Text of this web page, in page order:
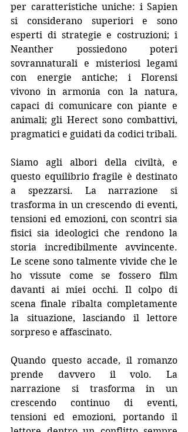
per caratteristiche uniche: i Sapien
si considerano superiori e sono
esperti di strategie e costruzioni; i
Neanther possiedono poteri
sovrannaturali e misteriosi legami
con energie antiche; i Florensi
vivono in armonia con la natura,
capaci di comunicare con piante e
animali; gli Herect sono combattivi,
pragmatici e guidati da codici tribali.
Siamo agli albori della civiltà, e
questo equilibrio fragile è destinato
a spezzarsi. La narrazione si
trasforma in un crescendo di eventi,
tensioni ed emozioni, con scontri sia
fisici sia ideologici che rendono la
storia incredibilmente avvincente.
Le scene sono talmente vivide che le
ho vissute come se fossero film
davanti ai miei occhi. Il colpo di
scena finale ribalta completamente
la situazione, lasciando il lettore
sorpreso e affascinato.
Quando questo accade, il romanzo
prende davvero il volo. La
narrazione si trasforma in un
crescendo continuo di eventi,
tensioni ed emozioni, portando il